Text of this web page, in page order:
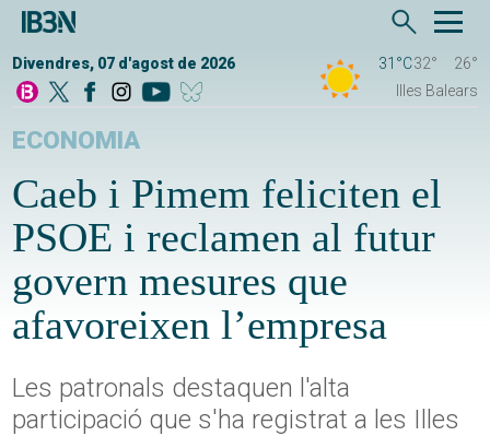
Divendres, 07 d'agost de 2026 31°C32°
26°
Illes Balears
ECONOMIA
Caeb i Pimem feliciten el
PSOE i reclamen al futur
govern mesures que
afavoreixen l’empresa
Les patronals destaquen l'alta
participació que s'ha registrat a les Illes